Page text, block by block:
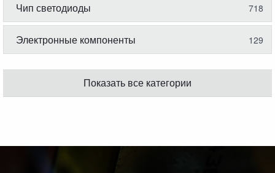
Чип светодиоды 718
Электронные компоненты 129
Показать все категории